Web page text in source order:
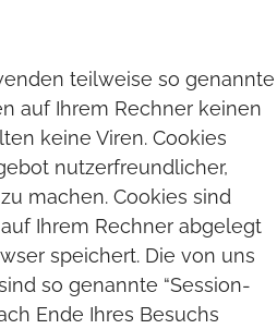
teilweise so genannte
auf Ihrem Rechner keinen
keine Viren. Cookies
nutzerfreundlicher,
machen. Cookies sind
Ihrem Rechner abgelegt
speichert. Die von uns
so genannte “Session-
Ende Ihres Besuchs